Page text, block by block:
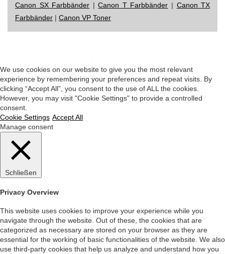
Canon SX Farbbänder |Canon T Farbbänder | Canon TX
Farbbänder | Canon VP Toner
We use cookies on our website to give you the most relevant
experience by remembering your preferences and repeat visits. By
clicking “Accept All”, you consent to the use of ALL the cookies.
However, you may visit "Cookie Settings" to provide a controlled
consent.
Cookie Settings Accept All
Manage consent
Schließen
Privacy Overview
This website uses cookies to improve your experience while you
navigate through the website. Out of these, the cookies that are
categorized as necessary are stored on your browser as they are
essential for the working of basic functionalities of the website. We also
use third-party cookies that help us analyze and understand how you